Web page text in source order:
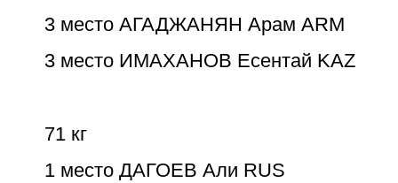
3 место АГАДЖАНЯН Арам ARM
3 место ИМАХАНОВ Есентай KAZ
71 кг
1 место ДАГОЕВ Али RUS